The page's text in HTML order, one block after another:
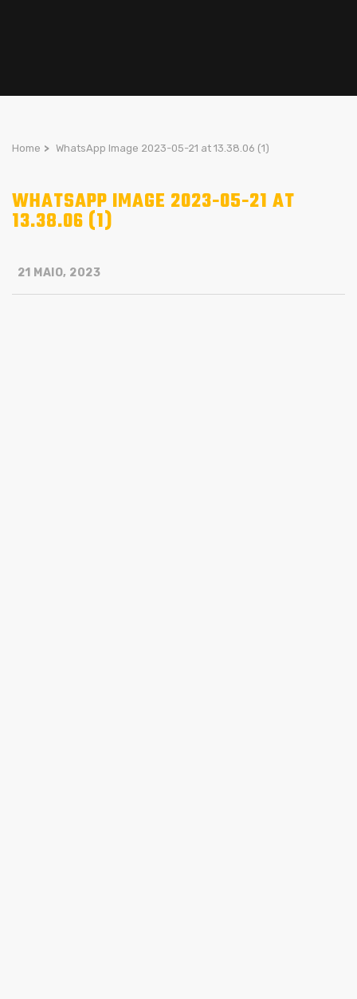
Home > WhatsApp Image 2023-05-21 at 13.38.06 (1)
WHATSAPP IMAGE 2023-05-21 AT
13.38.06 (1)
21 MAIO, 2023